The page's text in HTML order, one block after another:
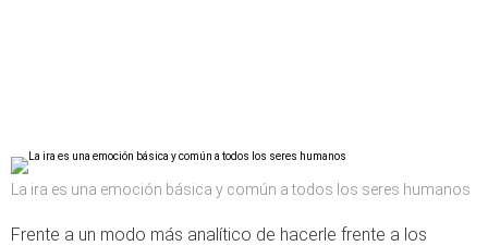
La ira es una emoción básica y común a todos los seres humanos
Frente a un modo más analítico de hacerle frente a los